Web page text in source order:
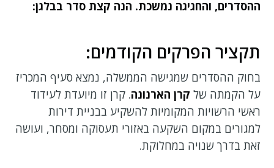
ההסדרים, והחגיגה נמשכת. הנה קצת סדר בבלגן:
תקציר הפרקים הקודמים:
בחוק ההסדרים שמגישה הממשלה, נמצא סעיף המכריז
על הקמתה של קרן הארנונה. קרן זו מיועדת לעידוד
ראשי הרשויות המקומיות להשקיע בבניית דירות
למגורים במקום השקעה באזורי תעסוקה ומסחר, ועושה
זאת בדרך שנויה במחלוקת.